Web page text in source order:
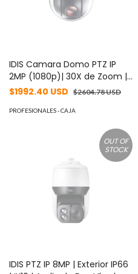
IDIS Camara Domo PTZ IP
2MP (1080p)| 30X de Zoom |
Dia/Noche ICR | WDR |
de Dos Vías | Smart Failover
$1992.40 USD $2604.78 USD
PROFESIONALES - CAJA
OUT OF
STOCK
IDIS PTZ IP 8MP | Exterior IP66